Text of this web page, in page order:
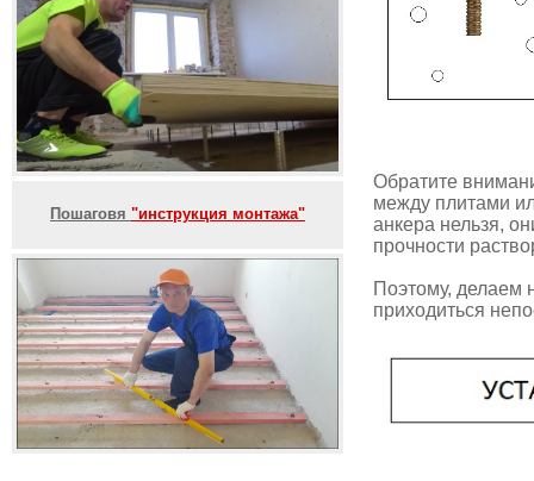
Пошаговя "инструкция монтажа"
Обратите
между плитами
анкера нельзя,
прочности
Поэтому, делаем
приходиться